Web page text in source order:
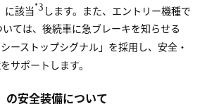
に該当*3 します。また、エントリー機種で
いては、後続車に急ブレーキを知らせる
シーストップシグナル」を採用し、安全・
サポートします。
の安全装備について